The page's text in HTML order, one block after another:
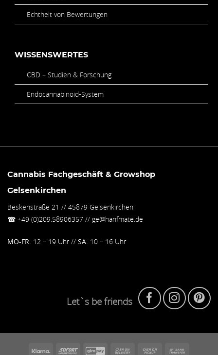
Echtheit von Bewertungen
WISSENSWERTES
CBD – Studien & Forschung
Endocannabinoid-System
Cannabis Fachgeschäft & Growshop
Gelsenkirchen
Beskenstraße 21 // 45879 Gelsenkirchen
☎ +49 (0)209.58906357 // ge@hanfmate.de
MO-FR: 12 – 19 Uhr // SA: 10 – 16 Uhr
Let`s be friends
Klarna Sofort GiroPay Cash Cash